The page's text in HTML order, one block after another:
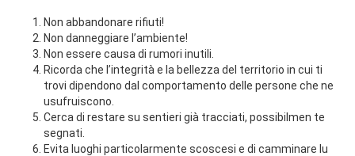
Non abbandonare rifiuti!
Non danneggiare l’ambiente!
Non essere causa di rumori inutili.
Ricorda che l’integrità e la bellezza del territorio in cui ti
trovi dipendono dal comportamento delle persone che ne
usufruiscono.
Cerca di restare su sentieri già tracciati, possibilmen te
segnati.
Evita luoghi particolarmente scoscesi e di camminare lu